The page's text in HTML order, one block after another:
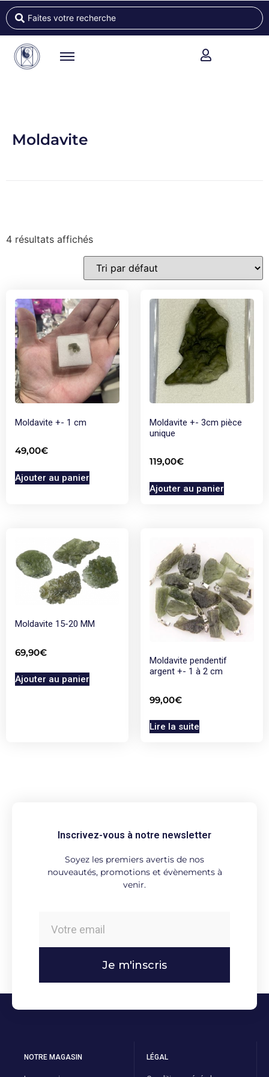
Moldavite
4 résultats affichés
Moldavite +- 1 cm
49,00€
Ajouter au panier
Moldavite +- 3cm pièce
unique
119,00€
Ajouter au panier
Moldavite 15-20 MM
69,90€
Ajouter au panier
Moldavite pendentif
argent +- 1 à 2 cm
99,00€
Lire la suite
Inscrivez-vous à notre newsletter
Soyez les premiers avertis de nos
nouveautés, promotions et évènements à
venir.
Je m'inscris
NOTRE MAGASIN LÉGAL